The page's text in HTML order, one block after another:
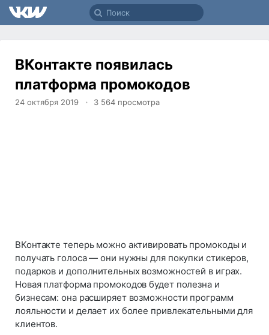
ВКонтакте появилась
платформа промокодов
24 октября 2019 3 564 просмотра
ВКонтакте теперь можно активировать промокоды и
получать голоса — они нужны для покупки стикеров,
подарков и дополнительных возможностей в играх.
Новая платформа промокодов будет полезна и
бизнесам: она расширяет возможности программ
лояльности и делает их более привлекательными для
клиентов.